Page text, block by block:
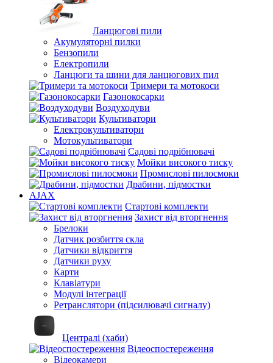
Ланцюгові пили
Акумуляторні пилки
Бензопили
Електропили
Ланцюги та шини для ланцюгових пил
Тримери та мотокоси
Газонокосарки
Воздуходуви
Культиватори
Електрокультиватори
Мотокультиватори
Садові подрібнювачі
Мойки високого тиску
Промислові пилосмоки
Драбини, підмостки
AJAX
Стартові комплекти
Захист від вторгнення
Брелоки
Датчик розбиття скла
Датчики відкриття
Датчики руху
Карти
Клавіатури
Модулі інтеграції
Ретранслятори (підсилювачі сигналу)
Централі (хаби)
Відеоспостереження
Відеокамери